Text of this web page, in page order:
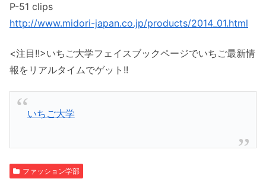
P-51 clips
http://www.midori-japan.co.jp/products/2014_01.html
<注目!!>いちご大学フェイスブックページでいちご最新情
報をリアルタイムでゲット!!
いちご大学
ファッション学部